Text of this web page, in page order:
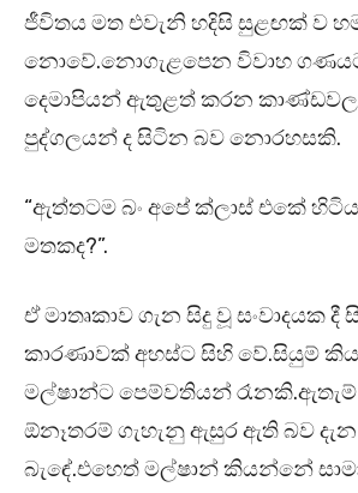
ජීවිතය මත එවැනි හදිසි සුළඟක් ව
නොවේ.නොගැළපෙන විවාහ
දෙමාපියන් ඇතුළත් කරන කාණ්ඩවල
පුද්ගලයන් ද සිටින බව නොරහසකි.
“ඇත්තටම බං අපේ ක්ලාස් එකේ
මතකද?”.
ඒ මාතෘකාව ගැන සිදු වූ සංවාදයක
කාරණාවක් අහස්ට සිහි වේ.සියුම්
මල්ෂාන්ට පෙම්වතියන්
ඕනෑතරම් ගැහැනු ඇසුර ඇති බව
බැඳේ.එහෙත් මල්ෂාන් කියන්නේ